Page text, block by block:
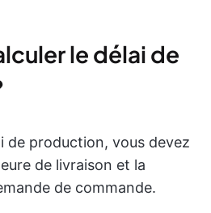
le délai de
de production, vous devez
de livraison et la
de commande.